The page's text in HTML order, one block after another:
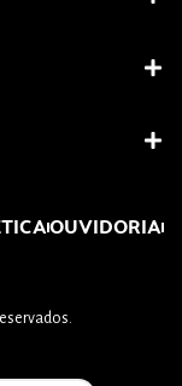
OUVIDORIA